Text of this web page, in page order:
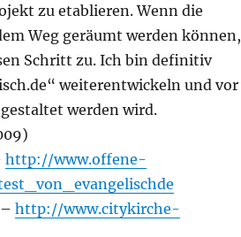
zu etablieren. Wenn die
Weg geräumt werden können,
Schritt zu. Ich bin definitiv
weiterentwickeln und vor
werden wird.
http://www.offene-
–http://www.citykirche-